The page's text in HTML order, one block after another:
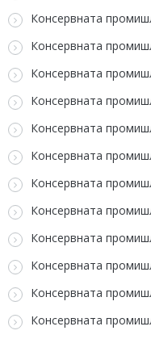
Консервната
Консервната
Консервната
Консервната
Консервната
Консервната
Консервната
Консервната
Консервната
Консервната
Консервната
Консервната